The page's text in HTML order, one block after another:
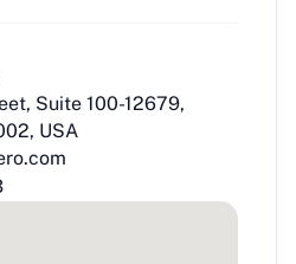
Suite 100-12679,
USA